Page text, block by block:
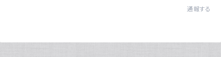
通報する